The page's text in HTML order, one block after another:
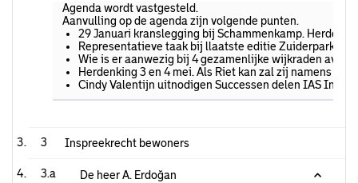
Agenda wordt vastgesteld.
Aanvulling op de agenda zijn volgende punten.
29 Januari kranslegging bij Schammenkamp.
Representatieve taak bij llaatste editie
Wie is er aanwezig bij 4 gezamenlijke wijkraden
Herdenking 3 en 4 mei. Als Riet kan zal zij namens de
Cindy Valentijn uitnodigen Successen delen IAS
3 Inspreekrecht bewoners
3.a De heer A. Erdoğan